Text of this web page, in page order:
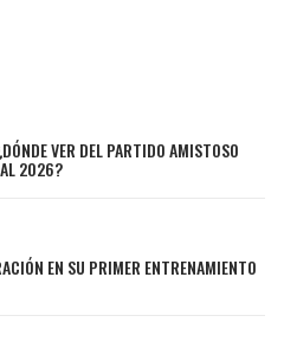
VER DEL PARTIDO AMISTOSO
2026?
EN SU PRIMER ENTRENAMIENTO